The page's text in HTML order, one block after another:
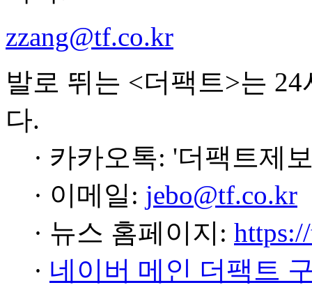
zzang@tf.co.kr
발로 뛰는 <더팩트>는
다.
· 카카오톡: '더팩트제
· 이메일: jebo@tf.co.kr
· 뉴스 홈페이지:
· 네이버 메인 더팩트